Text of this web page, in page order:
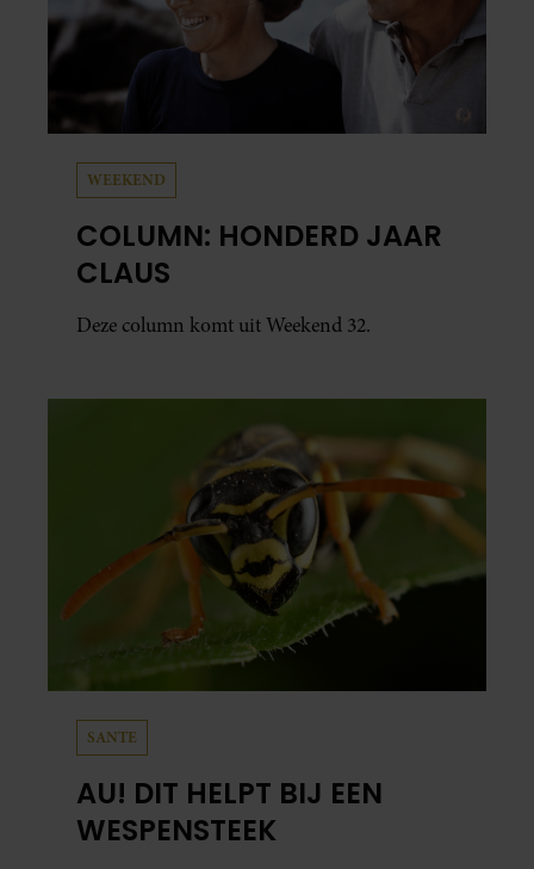
WEEKEND
COLUMN: HONDERD JAAR
CLAUS
Deze column komt uit Weekend 32.
SANTE
AU! DIT HELPT BIJ EEN
WESPENSTEEK